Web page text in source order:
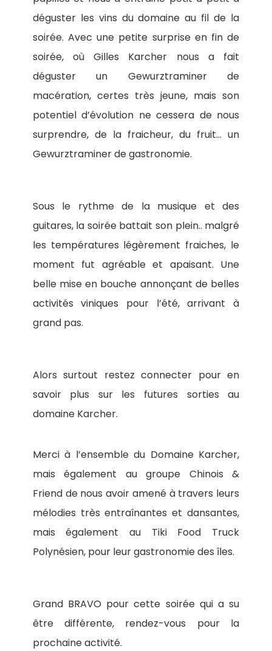
déguster les vins du domaine au fil de la
soirée. Avec une petite surprise en fin de
soirée, où Gilles Karcher nous a fait
déguster un Gewurztraminer de
macération, certes très jeune, mais son
potentiel d’évolution ne cessera de nous
surprendre, de la fraicheur, du fruit… un
Gewurztraminer de gastronomie.
Sous le rythme de la musique et des
guitares, la soirée battait son plein.. malgré
les températures légèrement fraiches, le
moment fut agréable et apaisant. Une
belle mise en bouche annonçant de belles
activités viniques pour l’été, arrivant à
grand pas.
Alors surtout restez connecter pour en
savoir plus sur les futures sorties au
domaine Karcher.
Merci à l’ensemble du Domaine Karcher,
mais également au groupe Chinois &
Friend de nous avoir amené à travers leurs
mélodies très entraînantes et dansantes,
mais également au Tiki Food Truck
Polynésien, pour leur gastronomie des îles.
Grand BRAVO pour cette soirée qui a su
être différente, rendez-vous pour la
prochaine activité.